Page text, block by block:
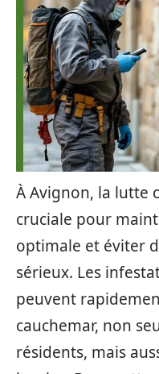
À Avignon, la lutte
cruciale pour
optimale et éviter
sérieux. Les
peuvent
cauchemar, non
résidents, mais